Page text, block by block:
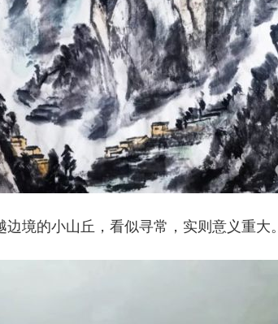
边境的小山丘，看似寻常，实则意义重大。